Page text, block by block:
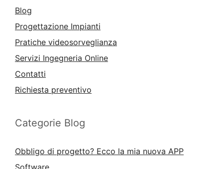
Blog
Progettazione Impianti
Pratiche videosorveglianza
Servizi Ingegneria Online
Contatti
Richiesta preventivo
Categorie Blog
Obbligo di progetto? Ecco la mia nuova APP
Software